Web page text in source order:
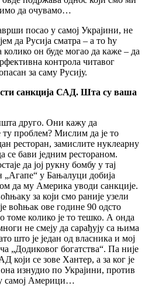
да очувамо…
посао у самој Украјини, не
да Русија сматра – а то ћу
он буде могао да каже – да
контрола читавог
за саму Русију.
санкција САД. Шта су ваша
друго. Они кажу да
ту проблем? Мислим да је то
ресторан, замислите нуклеарну
се бави једним рестораном.
да јој рукну бомбу у тај
„Агапе“ у Бањалуци добија
да му Америка уводи санкције.
за који смо раније узели
воћњак ове године 90 одсто
томе колико је то тешко. А онда
не смеју да сарађују са њима
што је један од власника и мој
„Додиковог богатства“. Па није
који се зове Хантер, а за ког је
изнудио по Украјини, против
у самој Америци…